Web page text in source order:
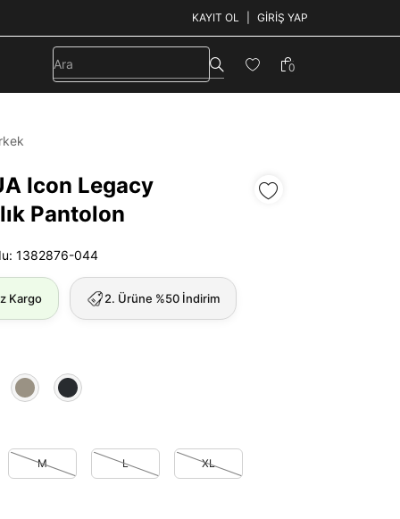
KAYIT OL GIRIŞ YAP
0
Icon Legacy
Pantolon
1382876-044
Kargo 2. Ürüne %50 İndirim
M L XL